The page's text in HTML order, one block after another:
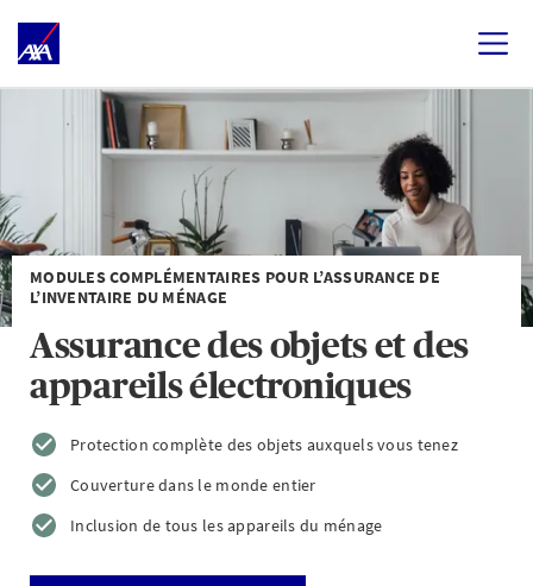
MODULES COMPLÉMENTAIRES POUR L’ASSURANCE DE
L’INVENTAIRE DU MÉNAGE
Assurance des objets et des
appareils électroniques
Protection complète des objets auxquels vous tenez
Couverture dans le monde entier
Inclusion de tous les appareils du ménage